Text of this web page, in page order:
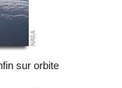
sur orbite